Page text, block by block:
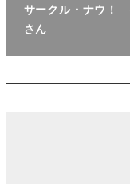
サークル・ナウ
さん